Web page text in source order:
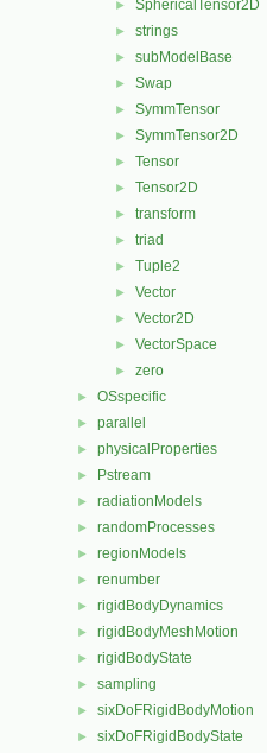
► SphericalTensor2D
► strings
► subModelBase
► Swap
► SymmTensor
► SymmTensor2D
► Tensor
► Tensor2D
► transform
► triad
► Tuple2
► Vector
► Vector2D
► VectorSpace
► zero
► OSspecific
► parallel
► physicalProperties
► Pstream
► radiationModels
► randomProcesses
► regionModels
► renumber
► rigidBodyDynamics
► rigidBodyMeshMotion
► rigidBodyState
► sampling
► sixDoFRigidBodyMotion
► sixDoFRigidBodyState